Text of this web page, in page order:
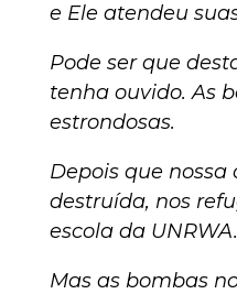
e Ele atendeu
Pode ser que
tenha ouvido. As
estrondosas.
Depois que
destruída, nos
escola da UNRWA.
Mas as bombas